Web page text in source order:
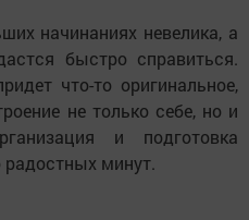
начинаниях невелика, а
быстро справиться.
что-то оригинальное,
не только себе, но и
и подготовка
минут.